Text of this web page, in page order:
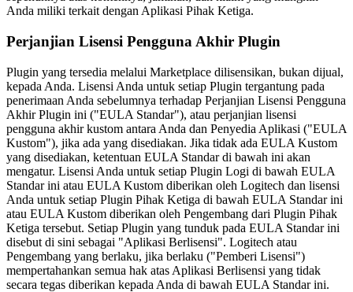
Anda miliki terkait dengan Aplikasi Pihak Ketiga.
Perjanjian Lisensi Pengguna Akhir Plugin
Plugin yang tersedia melalui Marketplace dilisensikan, bukan dijual,
kepada Anda. Lisensi Anda untuk setiap Plugin tergantung pada
penerimaan Anda sebelumnya terhadap Perjanjian Lisensi Pengguna
Akhir Plugin ini ("EULA Standar"), atau perjanjian lisensi
pengguna akhir kustom antara Anda dan Penyedia Aplikasi ("EULA
Kustom"), jika ada yang disediakan. Jika tidak ada EULA Kustom
yang disediakan, ketentuan EULA Standar di bawah ini akan
mengatur. Lisensi Anda untuk setiap Plugin Logi di bawah EULA
Standar ini atau EULA Kustom diberikan oleh Logitech dan lisensi
Anda untuk setiap Plugin Pihak Ketiga di bawah EULA Standar ini
atau EULA Kustom diberikan oleh Pengembang dari Plugin Pihak
Ketiga tersebut. Setiap Plugin yang tunduk pada EULA Standar ini
disebut di sini sebagai "Aplikasi Berlisensi". Logitech atau
Pengembang yang berlaku, jika berlaku ("Pemberi Lisensi")
mempertahankan semua hak atas Aplikasi Berlisensi yang tidak
secara tegas diberikan kepada Anda di bawah EULA Standar ini.